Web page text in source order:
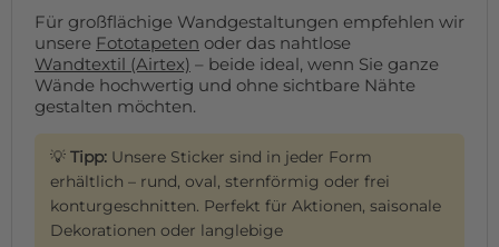
Für großflächige Wandgestaltungen empfehlen wir
unsere Fototapeten oder das nahtlose
Wandtextil (Airtex) – beide ideal, wenn Sie ganze
Wände hochwertig und ohne sichtbare Nähte
gestalten möchten.
💡 Tipp: Unsere Sticker sind in jeder Form
erhältlich – rund, oval, sternförmig oder frei
konturgeschnitten. Perfekt für Aktionen, saisonale
Dekorationen oder langlebige